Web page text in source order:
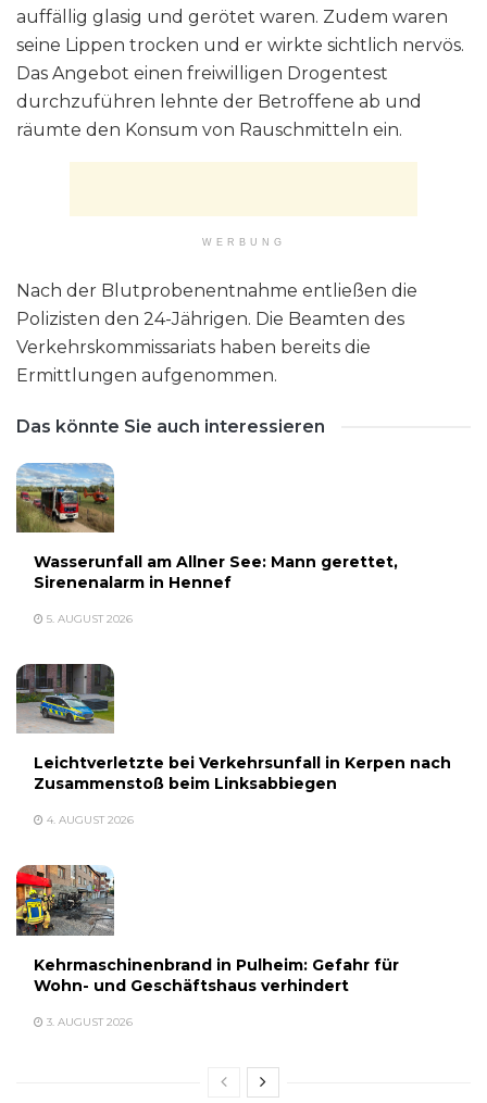
auffällig glasig und gerötet waren. Zudem waren
seine Lippen trocken und er wirkte sichtlich nervös.
Das Angebot einen freiwilligen Drogentest
durchzuführen lehnte der Betroffene ab und
räumte den Konsum von Rauschmitteln ein.
WERBUNG
Nach der Blutprobenentnahme entließen die
Polizisten den 24-Jährigen. Die Beamten des
Verkehrskommissariats haben bereits die
Ermittlungen aufgenommen.
Das könnte Sie auch interessieren
Wasserunfall am Allner See: Mann gerettet,
Sirenenalarm in Hennef
5. AUGUST 2026
Leichtverletzte bei Verkehrsunfall in Kerpen nach
Zusammenstoß beim Linksabbiegen
4. AUGUST 2026
Kehrmaschinenbrand in Pulheim: Gefahr für
Wohn- und Geschäftshaus verhindert
3. AUGUST 2026